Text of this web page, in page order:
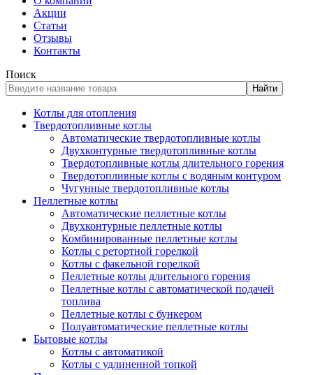
Акции
Статьи
Отзывы
Контакты
Поиск
Найти
Котлы для отопления
Твердотопливные котлы
Автоматические твердотопливные котлы
Двухконтурные твердотопливные котлы
Твердотопливные котлы длительного горения
Твердотопливные котлы с водяным контуром
Чугунные твердотопливные котлы
Пеллетные котлы
Автоматические пеллетные котлы
Двухконтурные пеллетные котлы
Комбинированные пеллетные котлы
Котлы с ретортной горелкой
Котлы с факельной горелкой
Пеллетные котлы длительного горения
Пеллетные котлы с автоматической подачей
топлива
Пеллетные котлы с бункером
Полуавтоматические пеллетные котлы
Бытовые котлы
Котлы с автоматикой
Котлы с удлиненной топкой